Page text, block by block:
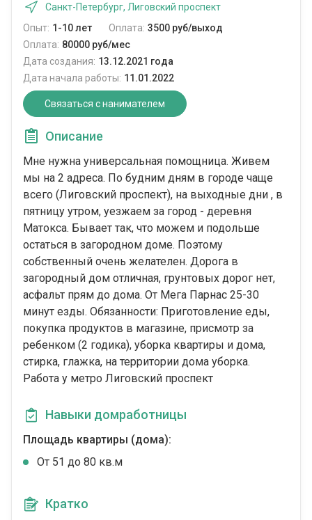
Санкт-Петербург, Лиговский проспект
Опыт: 1-10 лет Оплата: 3500 руб/выход
Оплата: 80000 руб/мес
Дата создания: 13.12.2021 года
Дата начала работы: 11.01.2022
Связаться с нанимателем
Описание
Мне нужна универсальная помощница. Живем
мы на 2 адреса. По будним дням в городе чаще
всего (Лиговский проспект), на выходные дни , в
пятницу утром, уезжаем за город - деревня
Матокса. Бывает так, что можем и подольше
остаться в загородном доме. Поэтому
собственный очень желателен. Дорога в
загородный дом отличная, грунтовых дорог нет,
асфальт прям до дома. От Мега Парнас 25-30
минут езды. Обязанности: Приготовление еды,
покупка продуктов в магазине, присмотр за
ребенком (2 годика), уборка квартиры и дома,
стирка, глажка, на территории дома уборка.
Работа у метро Лиговский проспект
Навыки домработницы
Площадь квартиры (дома):
От 51 до 80 кв.м
Кратко